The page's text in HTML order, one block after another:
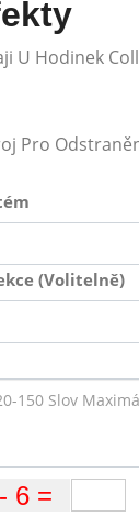
U Hodinek
Pro
(Volitelně)